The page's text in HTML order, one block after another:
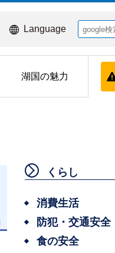
Language
湖国の魅力
くらし
消費生活
防犯・交通安全
食の安全